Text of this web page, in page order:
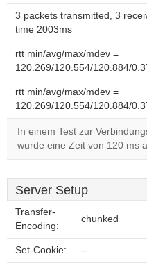
3 packets transmitted, 3
time 2003ms
rtt min/avg/max/mdev =
120.269/120.554/120.884/
rtt min/avg/max/mdev =
120.269/120.554/120.884/
In einem Test zur
wurde eine Zeit von 120 ms
Server Setup
Transfer-
Encoding:
chunked
Set-Cookie: --